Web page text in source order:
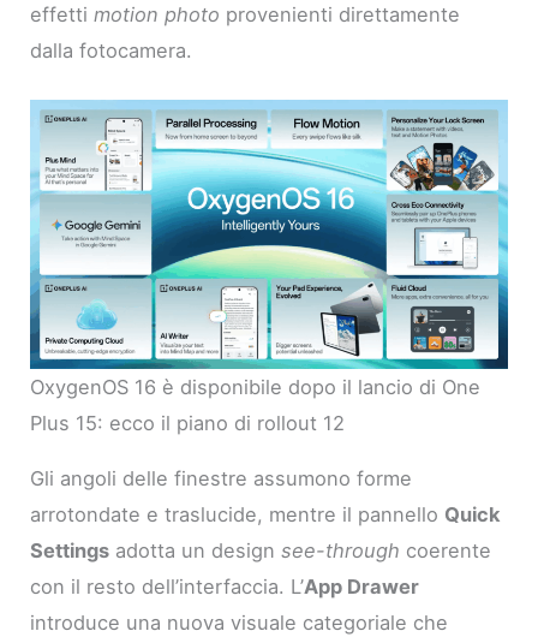
effettimotion photo provenienti direttamente
dalla fotocamera.
OxygenOS 16 è disponibile dopo il lancio di One
Plus 15: ecco il piano di rollout 12
Gli angoli delle finestre assumono forme
arrotondate e traslucide, mentre il pannello Quick
Settings adotta un designsee-through coerente
con il resto dell’interfaccia. L’App Drawer
introduce una nuova visuale categoriale che